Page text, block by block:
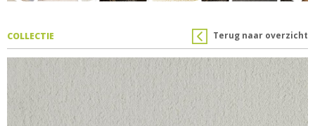
Terug naar overzicht
COLLECTIE